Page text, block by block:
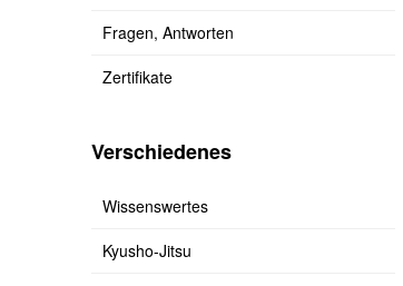
Fragen, Antworten
Zertifikate
Verschiedenes
Wissenswertes
Kyusho-Jitsu